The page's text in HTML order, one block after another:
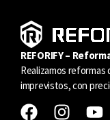
REFORIFY –
Realizamos reformas
imprevistos, con